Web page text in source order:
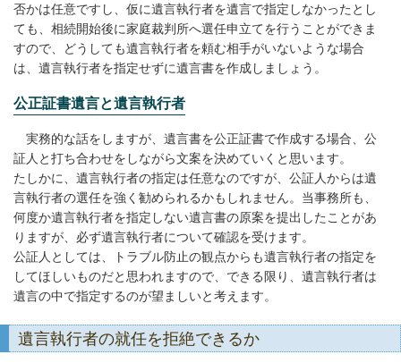
否かは任意ですし、仮に遺言執行者を遺言で指定しなかったとし
ても、相続開始後に家庭裁判所へ選任申立てを行うことができま
すので、どうしても遺言執行者を頼む相手がいないような場合
は、遺言執行者を指定せずに遺言書を作成しましょう。
公正証書遺言と遺言執行者
実務的な話をしますが、遺言書を公正証書で作成する場合、公
証人と打ち合わせをしながら文案を決めていくと思います。
たしかに、遺言執行者の指定は任意なのですが、公証人からは遺
言執行者の選任を強く勧められるかもしれません。当事務所も、
何度か遺言執行者を指定しない遺言書の原案を提出したことがあ
りますが、必ず遺言執行者について確認を受けます。
公証人としては、トラブル防止の観点からも遺言執行者の指定を
してほしいものだと思われますので、できる限り、遺言執行者は
遺言の中で指定するのが望ましいと考えます。
遺言執行者の就任を拒絶できるか